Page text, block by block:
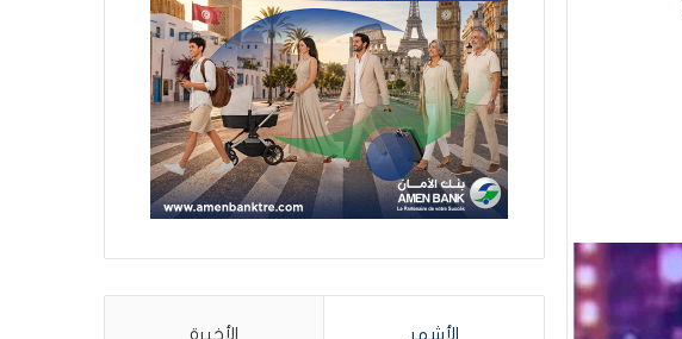
الأشهر الأخيرة